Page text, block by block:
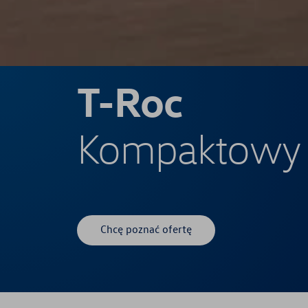
T-Roc
Kompaktowy
Chcę poznać ofertę